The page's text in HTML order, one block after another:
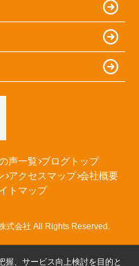
声一覧 ブログトップ
アクセスマップ 会社概要
トマップ
式会社 All Rights Reserved.
握、サービス向上検討を目的と